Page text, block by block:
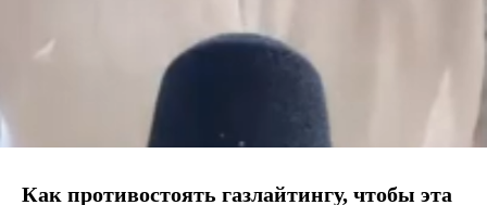
Как противостоять газлайтингу, чтобы эта